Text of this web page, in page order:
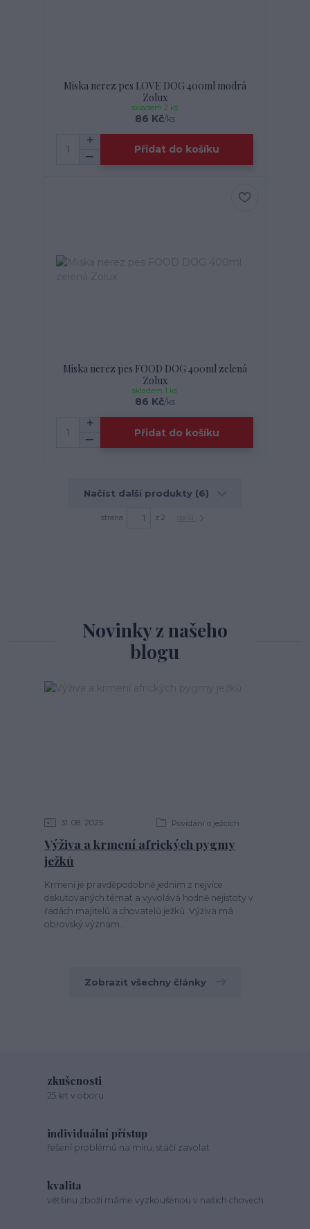
Miska nerez pes LOVE DOG 400ml modrá
Zolux
86 Kč/ks
skladem 2 ks
Přidat do košíku
Miska nerez pes FOOD DOG 400ml zelená
Zolux
86 Kč/ks
skladem 1 ks
Přidat do košíku
Načíst další produkty (6)
strana z 2 další
Novinky z našeho
blogu
31 08 2025 Povídání o ježcích
Výživa a krmení afrických pygmy
ježků
Krmení je pravděpodobně jedním z nejvíce
diskutovaných témat a vyvolává hodně nejistoty v
řadách majitelů a chovatelů ježků. Výživa má
obrovský význam...
Zobrazit všechny články
zkušenosti
25 let v oboru
individuální přístup
řešení problémů na míru, stačí zavolat
kvalita
většinu zboží máme vyzkoušenou v našich chovech